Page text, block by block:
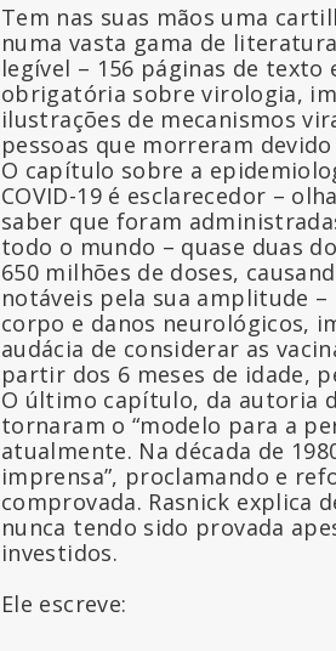
Tem nas suas mãos uma
numa vasta gama de
legível – 156 páginas de
obrigatória sobre virologia,
ilustrações de mecanismos
pessoas que morreram devido
O capítulo sobre a
COVID-19 é esclarecedor –
saber que foram
todo o mundo – quase duas
650 milhões de doses,
notáveis pela sua amplitude
corpo e danos neurológicos,
audácia de considerar as
partir dos 6 meses de idade,
O último capítulo, da autoria
tornaram o “modelo para a
atualmente. Na década de
imprensa”, proclamando e
comprovada. Rasnick explica
nunca tendo sido provada
investidos.
Ele escreve: